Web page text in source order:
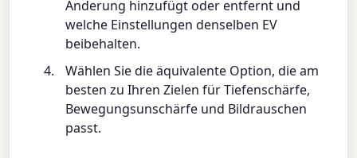
Änderung hinzufügt oder entfernt und
welche Einstellungen denselben EV
beibehalten.
Wählen Sie die äquivalente Option, die am
besten zu Ihren Zielen für Tiefenschärfe,
Bewegungsunschärfe und Bildrauschen
passt.